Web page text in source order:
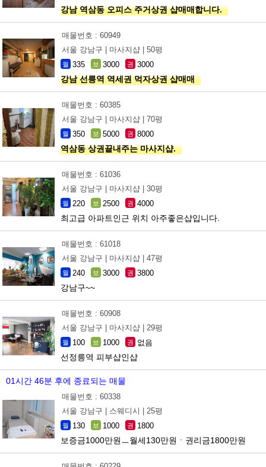
강남 역삼동 오피스 주거상권 샵매매합니다.
매물번호 : 60949
서울 강남구 |
마사지샵 | 50평
월 335 보 3000 권 3000
강남 선릉역 역세권 먹자상권 샵매매
매물번호 : 60385
서울 강남구 |
마사지샵 | 70평
월 350 보 5000 권 8000
역삼동 상권끝내주는 마사지샵.
매물번호 : 61036
서울 강남구 |
마사지샵 | 30평
월 220 보 2500 권 4000
최고급 아파트인근 위치 아주좋은샵입니다.
매물번호 : 61018
서울 강남구 |
마사지샵 | 47평
월 240 보 3000 권 3800
강남구~~
매물번호 : 60908
서울 강남구 |
마사지샵 | 29평
월 100 보 1000 권 없음
선정릉역 피부샵인샵
01시간 46분 후에 종료되는 매물
매물번호 : 60338
서울 강남구 |
스웨디시 | 25평
월 130 보 1000 권 1800
보증금1000만원ㅡ월세130만원ㆍ권리금1800만원